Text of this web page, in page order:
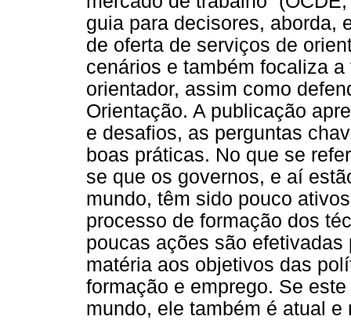
guia para decisores, aborda,
de oferta de serviços de
cenários e também focaliza
orientador, assim como
Orientação. A publicação
e desafios, as perguntas
boas práticas. No que se
se que os governos, e aí
mundo, têm sido pouco
processo de formação dos
poucas ações são
matéria aos objetivos das
formação e emprego. Se
mundo, ele também é atual